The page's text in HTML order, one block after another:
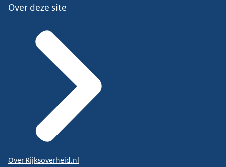
Over deze site
Over Rijksoverheid.nl